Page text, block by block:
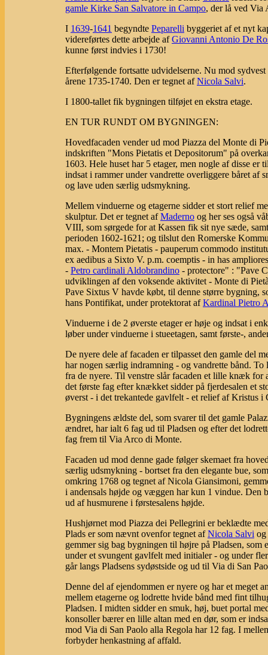
gamle Kirke San Salvatore in Campo, der lå ved Via
I 1639-1641 begyndte Peparelli byggeriet af et nyt
videreførtes dette arbejde afGiovanni Antonio De
kunne først indvies i 1730!
Efterfølgende fortsatte udvidelserne. Nu mod
årene 1735-1740. Den er tegnet afNicola Salvi.
I 1800-tallet fik bygningen tilføjet en ekstra etage.
EN TUR RUNDT OM BYGNINGEN:
Hovedfacaden vender ud mod Piazza del Monte di
indskriften "Mons Pietatis et Depositorum" på
1603. Hele huset har 5 etager, men nogle af disse
indsat i rammer under vandrette overliggere båret af
og lave uden særlig udsmykning.
Mellem vinduerne og etagerne sidder et stort relief
skulptur. Det er tegnet afMaderno og her ses også
VIII, som sørgede for at Kassen fik sit nye sæde,
perioden 1602-1621; og tilslut den Romerske
max. - Montem Pietatis - pauperum commodo
ex aedibus a Sixto V. p.m. coemptis - in has
- Petro cardinali Aldobrandino - protectore" : "Pave
udviklingen af den voksende aktivitet - Monte di
Pave Sixtus V havde købt, til denne større bygning,
hans Pontifikat, under protektorat afKardinal Pietro
Vinduerne i de 2 øverste etager er høje og indsat i
løber under vinduerne i stueetagen, samt første-,
De nyere dele af facaden er tilpasset den gamle del
har nogen særlig indramning - og vandrette bånd. To
fra de nyere. Til venstre slår facaden et lille knæk
det første fag efter knækket sidder på fjerdesalen et
øverst - i det trekantede gavlfelt - et relief af Kristus i
Bygningens ældste del, som svarer til det gamle
ændret, har ialt 6 fag ud til Pladsen og efter det
fag frem til Via Arco di Monte.
Facaden ud mod denne gade følger skemaet fra
særlig udsmykning - bortset fra den elegante bue,
omkring 1768 og tegnet af Nicola Giansimoni,
i andensals højde og væggen har kun 1 vindue.
ud af husmurene i førstesalens højde.
Hushjørnet mod Piazza dei Pellegrini er beklædte
Plads er som nævnt ovenfor tegnet afNicola Salvi og
gemmer sig bag bygningen til højre på Pladsen, som
under et svungent gavlfelt med initialer - og under
går langs Pladsens sydøstside og ud til Via di San
Denne del af ejendommen er nyere og har et meget
mellem etagerne og lodrette hvide bånd med fint
Pladsen. I midten sidder en smuk, høj, buet portal
konsoller bærer en lille altan med en dør, som er
mod Via di San Paolo alla Regola har 12 fag. I
forbyder henkastning af affald.